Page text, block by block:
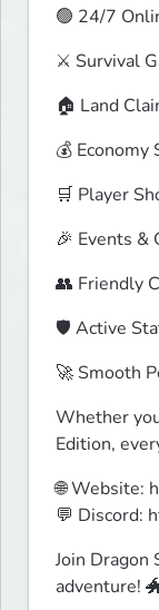
🟢 24/7
⚔️ Survival
🏠 Land
💰 Economy
🛒 Player
🎉 Events &
👥 Friendly
🛡️ Active
🚀 Smooth
Whether
Edition,
🌐 Website:
💬 Discord:
Join Dragon
adventure!